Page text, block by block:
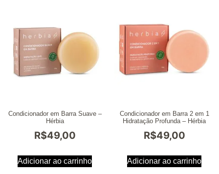
Condicionador em Barra Suave –
Hérbia
R$49,00
Adicionar ao carrinho
Condicionador em Barra 2 em 1
Hidratação Profunda – Hérbia
R$49,00
Adicionar ao carrinho